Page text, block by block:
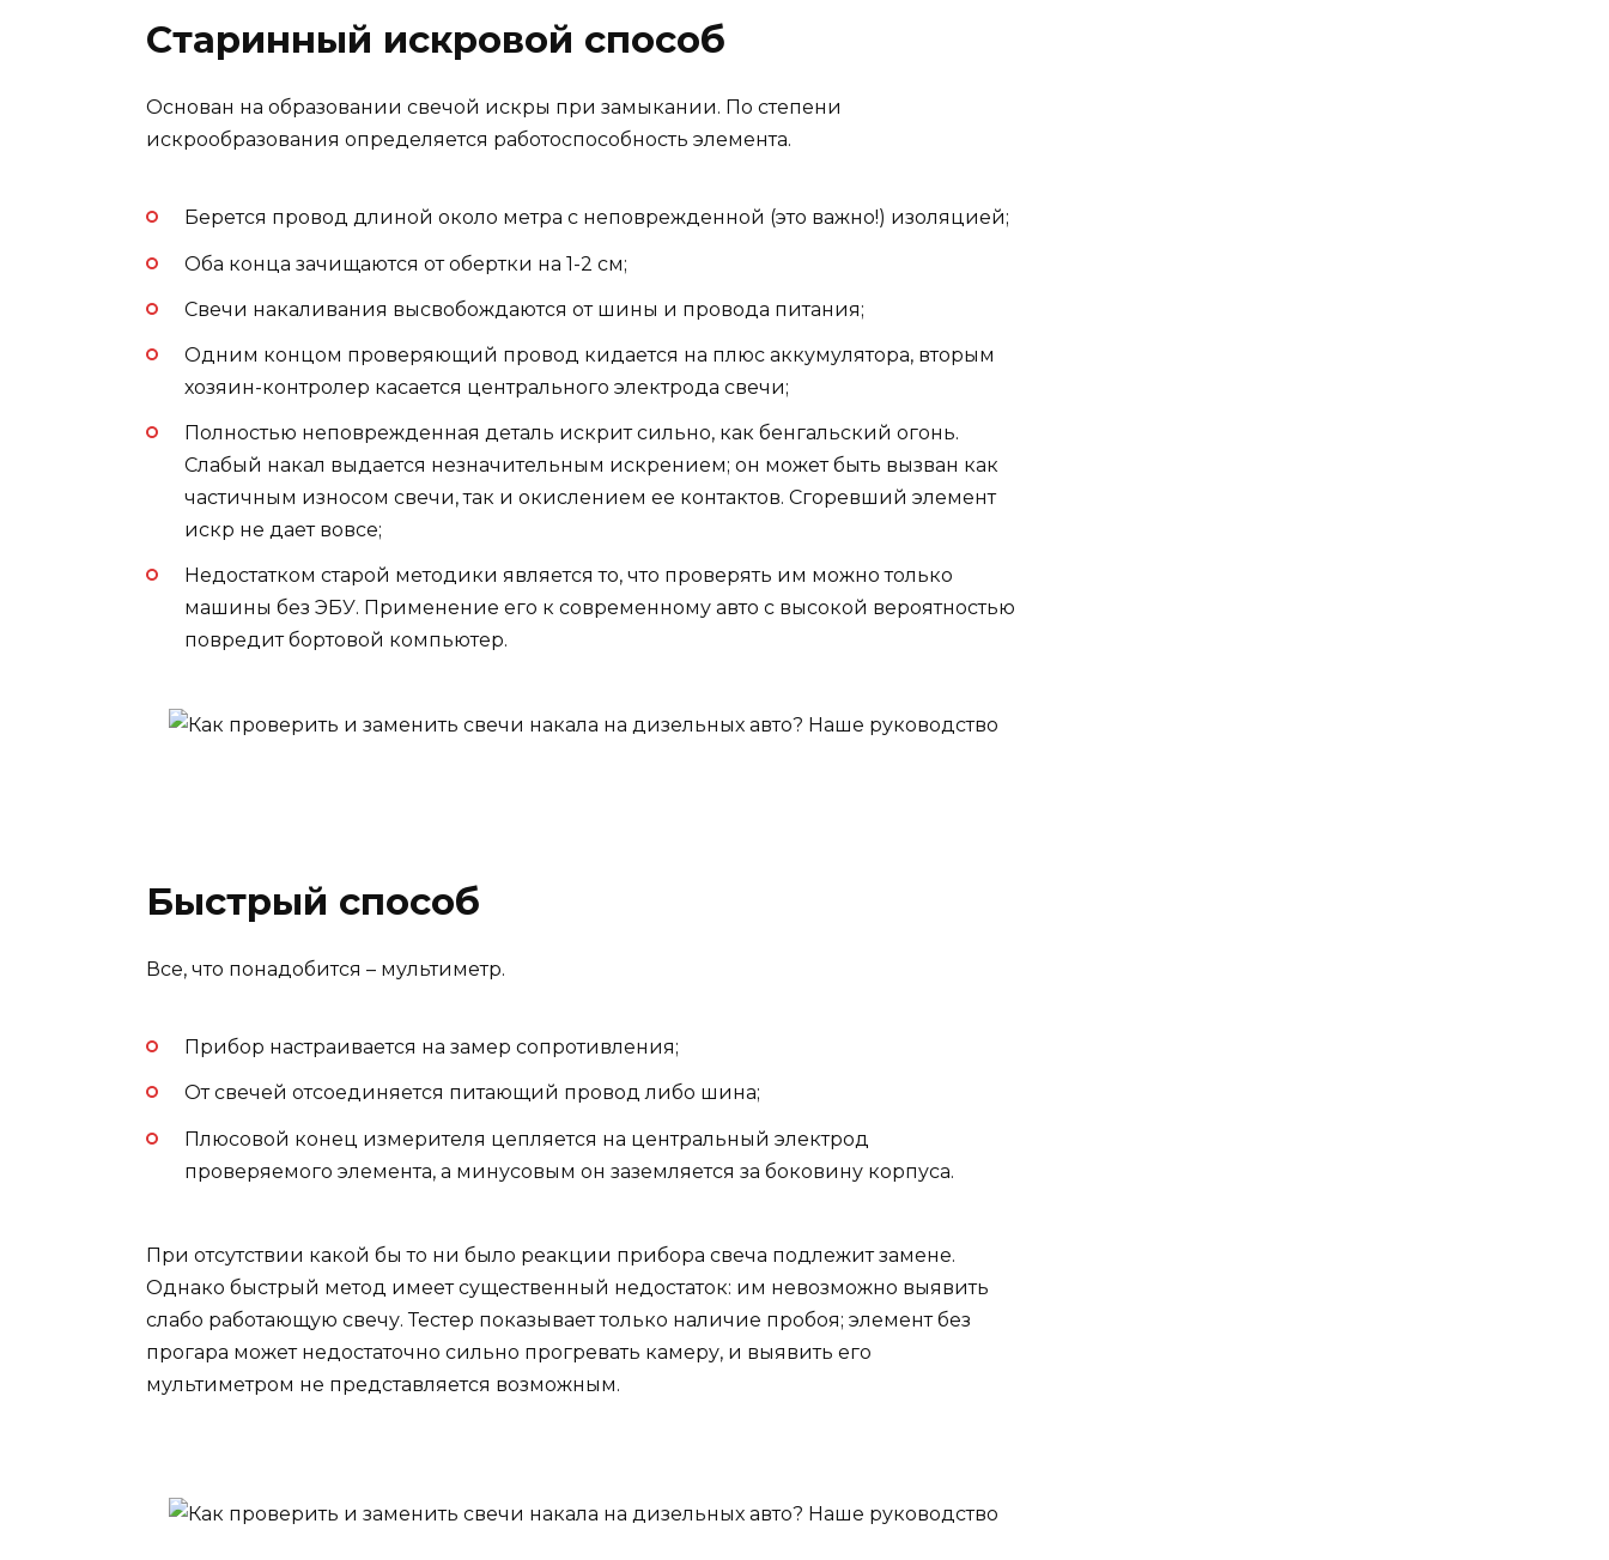
Старинный искровой способ
Основан на образовании свечой искры при замыкании. По степени
искрообразования определяется работоспособность элемента.
Берется провод длиной около метра с неповрежденной (это важно!) изоляцией;
Оба конца зачищаются от обертки на 1-2 см;
Свечи накаливания высвобождаются от шины и провода питания;
Одним концом проверяющий провод кидается на плюс аккумулятора, вторым
хозяин-контролер касается центрального электрода свечи;
Полностью неповрежденная деталь искрит сильно, как бенгальский огонь.
Слабый накал выдается незначительным искрением; он может быть вызван как
частичным износом свечи, так и окислением ее контактов. Сгоревший элемент
искр не дает вовсе;
Недостатком старой методики является то, что проверять им можно только
машины без ЭБУ. Применение его к современному авто с высокой вероятностью
повредит бортовой компьютер.
Быстрый способ
Все, что понадобится – мультиметр.
Прибор настраивается на замер сопротивления;
От свечей отсоединяется питающий провод либо шина;
Плюсовой конец измерителя цепляется на центральный электрод
проверяемого элемента, а минусовым он заземляется за боковину корпуса.
При отсутствии какой бы то ни было реакции прибора свеча подлежит замене.
Однако быстрый метод имеет существенный недостаток: им невозможно выявить
слабо работающую свечу. Тестер показывает только наличие пробоя; элемент без
прогара может недостаточно сильно прогревать камеру, и выявить его
мультиметром не представляется возможным.